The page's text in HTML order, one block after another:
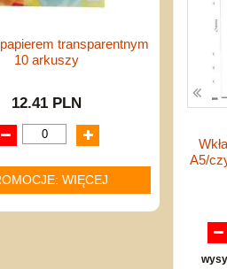
transparentnym
10 arkuszy
12.41 PLN
WIĘCEJ
A5/